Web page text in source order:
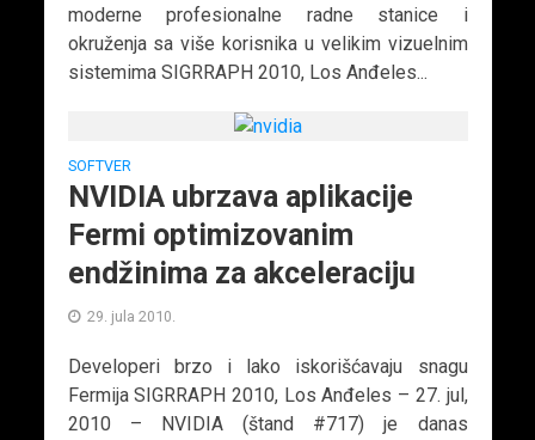
moderne profesionalne radne stanice i
okruženja sa više korisnika u velikim vizuelnim
sistemima SIGRRAPH 2010, Los Anđeles...
SOFTVER
NVIDIA ubrzava aplikacije
Fermi optimizovanim
endžinima za akceleraciju
29. jula 2010.
Developeri brzo i lako iskorišćavaju snagu
Fermija SIGRRAPH 2010, Los Anđeles – 27. jul,
2010 – NVIDIA (štand #717) je danas